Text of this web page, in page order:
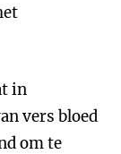
in
vers bloed
om te